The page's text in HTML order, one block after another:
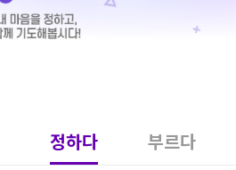
정하다 부르다